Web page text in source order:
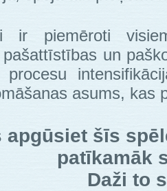
ir piemēroti
un
procesu
asums, kas
apgūsiet šīs
patīkamāk
Daži to